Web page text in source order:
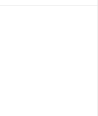
Série: Focus E2.